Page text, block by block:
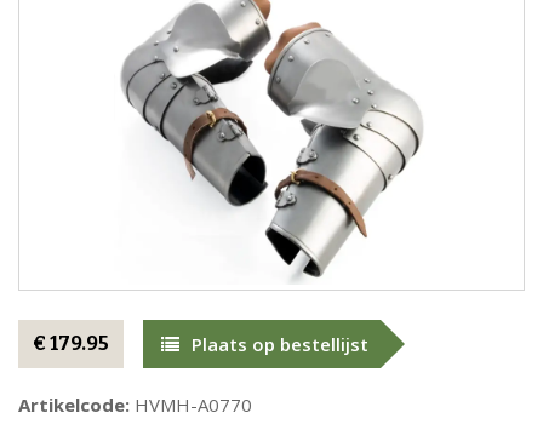
€ 179.95 Plaats op bestellijst
Artikelcode: HVMH-A0770